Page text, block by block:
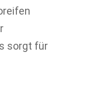
sorgt für